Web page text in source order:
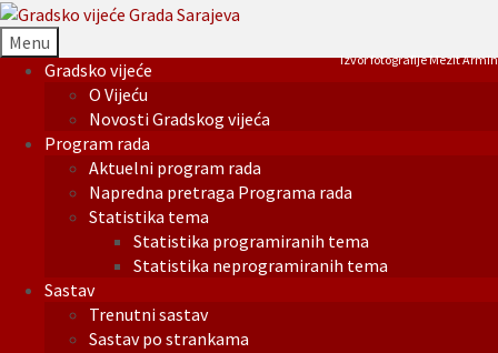
Menu
Gradsko vijeće
O Vijeću
Novosti Gradskog vijeća
Program rada
Aktuelni program rada
Napredna pretraga Programa rada
Statistika tema
Statistika programiranih tema
Statistika neprogramiranih tema
Sastav
Trenutni sastav
Sastav po strankama
Izvor fotografije Mezit Armin